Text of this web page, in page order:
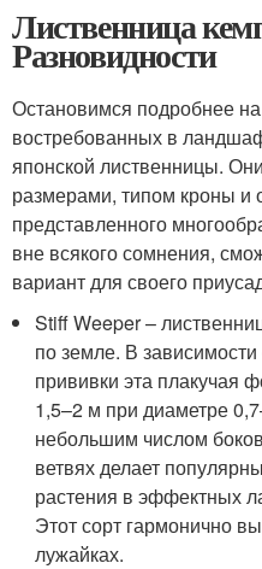
Лиственница
Разновидности
Остановимся подробнее
востребованных в
японской лиственницы.
размерами, типом кроны и
представленного
вне всякого сомнения,
вариант для своего
Stiff Weeper –
по земле. В
прививки эта плакучая
1,5–2 м при диаметре
небольшим числом
ветвях делает
растения в эффектных
Этот сорт гармонично
лужайках.